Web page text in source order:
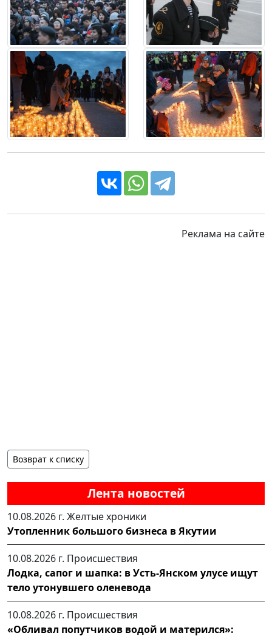
Лента новостей
10.08.2026 г. Желтые хроники
Утопленник большого бизнеса в Якутии
10.08.2026 г. Происшествия
Лодка, сапог и шапка: в Усть-Янском улусе ищут
тело утонувшего оленевода
10.08.2026 г. Происшествия
«Обливал попутчиков водой и матерился»:
Реклама на сайте
Возврат к списку